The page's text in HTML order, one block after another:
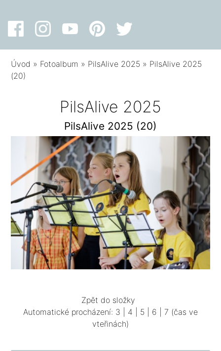
Úvod » Fotoalbum » PilsAlive 2025 » PilsAlive 2025
(20)
PilsAlive 2025
PilsAlive 2025 (20)
Zpět do složky
Automatické procházení: 3 4 5 6 7 (čas ve
vteřinách)